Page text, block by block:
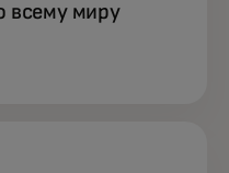
всему миру